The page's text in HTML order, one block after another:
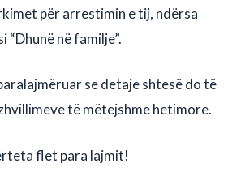
për arrestimin e tij, ndërsa
në familje”.
se detaje shtesë do të
të mëtejshme hetimore.
flet para lajmit!